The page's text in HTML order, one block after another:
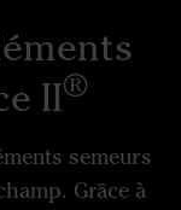
II®
semeurs
Grâce à